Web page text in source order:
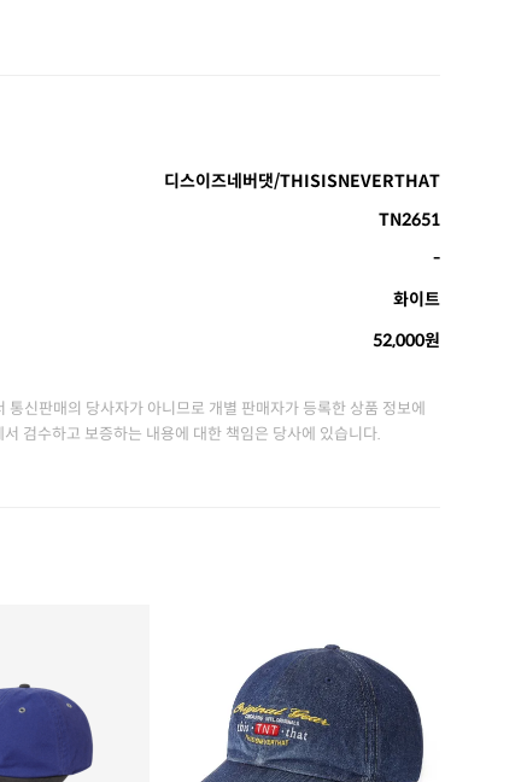
디스이즈네버댓/THISISNEVERTHAT
TN2651
-
화이트
52,000원
신판매의 당사자가 아니므로 개별 판매자가 등록한 상품 정보에
검수하고 보증하는 내용에 대한 책임은 당사에 있습니다.